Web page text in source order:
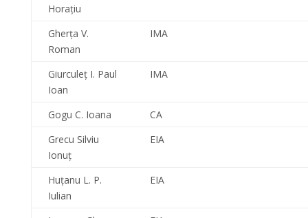
Horaţiu
Gherţa V.
Roman
IMA
Giurculeţ I. Paul
Ioan
IMA
Gogu C. Ioana
CA
Grecu Silviu
Ionuţ
EIA
Huţanu L. P.
Iulian
EIA